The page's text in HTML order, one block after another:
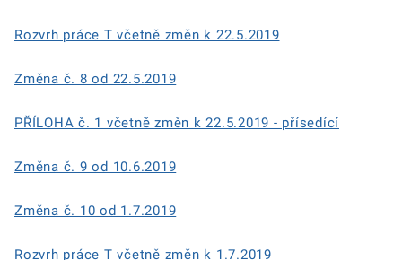
Rozvrh práce T včetně změn k 22.5.2019
Změna č. 8 od 22.5.2019
PŘÍLOHA č. 1 včetně změn k 22.5.2019 - přísedící
Změna č. 9 od 10.6.2019
Změna č. 10 od 1.7.2019
Rozvrh práce T včetně změn k 1.7.2019